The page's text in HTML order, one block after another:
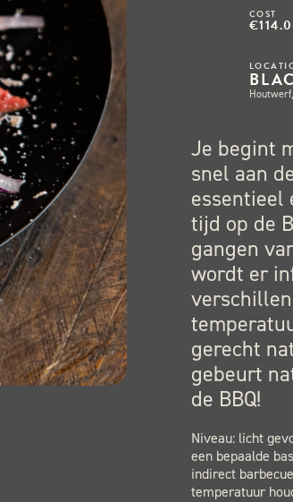
COST
Je begint
snel aan
essentieel
tijd op de
gangen
wordt er
gerecht
gebeurt
de BBQ!
Niveau: licht
een bepaalde
indirect
temperatuur